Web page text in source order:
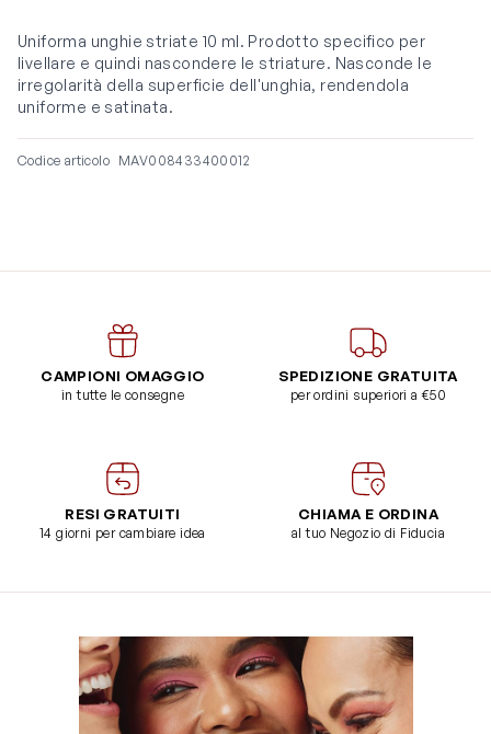
Uniforma unghie striate 10 ml. Prodotto specifico per
livellare e quindi nascondere le striature. Nasconde le
irregolarità della superficie dell'unghia, rendendola
uniforme e satinata.
Codice articolo MAV008433400012
CAMPIONI OMAGGIO
in tutte le consegne
SPEDIZIONE GRATUITA
per ordini superiori a €50
RESI GRATUITI
14 giorni per cambiare idea
CHIAMA E ORDINA
al tuo Negozio di Fiducia